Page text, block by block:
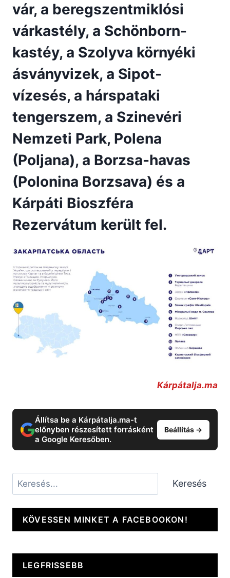
vár, a beregszentmiklósi
várkastély, a Schönborn-
kastéy, a Szolyva környéki
ásványvizek, a Sipot-
vízesés, a hárspataki
tengerszem, a Szinevéri
Nemzeti Park, Polena
(Poljana), a Borzsa-havas
(Polonina Borzsava) és a
Kárpáti Bioszféra
Rezervátum került fel.
Kárpátalja.ma
Állítsa be a Kárpátalja.ma-t
előnyben részesített forrásként
a Google Keresőben.
Beállítás →
Keresés Keresés
KÖVESSEN MINKET A FACEBOOKON!
LEGFRISSEBB